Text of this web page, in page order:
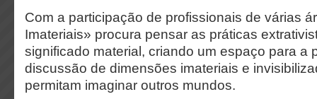
Com a participação de profissionais de várias
Imateriais» procura pensar as práticas
significado material, criando um espaço para a
discussão de dimensões imateriais e
permitam imaginar outros mundos.